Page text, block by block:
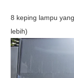
8 keping lampu
lebih)